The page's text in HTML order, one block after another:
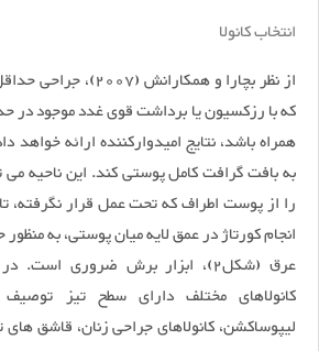
انتخاب کانولا
از نظر بچارا و
که با رزکسیون یا برداشت قوی غدد موجود در
همراه باشد، نتایج امیدوارکننده ارائه
به بافت گرافت کامل پوستی کند. این ناحیه می
را از پوست اطراف که تحت عمل قرار نگرفته،
انجام کورتاژ در عمق لایه میان پوستی، به
عرق (شکل2)، ابزار برش ضروری
کانولاهای مختلف دارای سطح تیز
لیپوساکشن، کانولاهای جراحی زنان، قاشق های